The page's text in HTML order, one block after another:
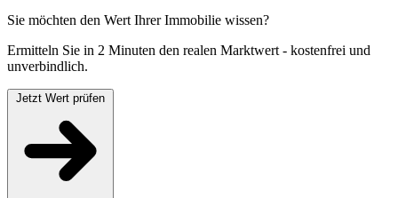
Sie möchten den Wert Ihrer Immobilie wissen?
Ermitteln Sie in 2 Minuten den realen Marktwert - kostenfrei und
unverbindlich.